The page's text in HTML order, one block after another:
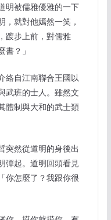
明被儒雅優雅的一下
，就對他嫣然一笑，
踱步上前，對儒雅
？」
絡自江南聯合王國以
武班的士人。雖然文
體制與大和的武士類
突然從道明的身後出
彈起。道明回頭看見
你怎麼了？我跟你很